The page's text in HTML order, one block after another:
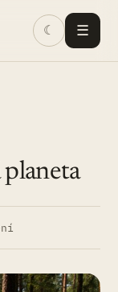
☾︎ ☰